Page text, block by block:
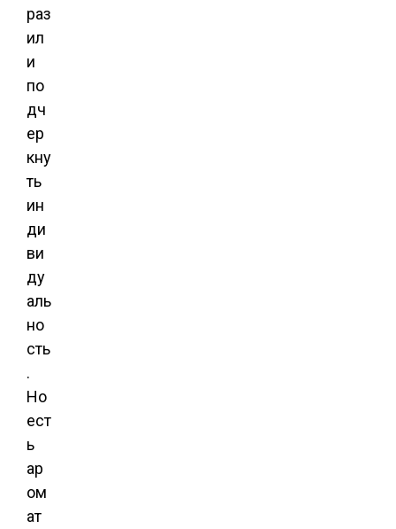
раз
ил
и
по
дч
ер
кну
ть
ин
ди
ви
ду
аль
но
сть
.
Но
ест
ь
ар
ом
ат